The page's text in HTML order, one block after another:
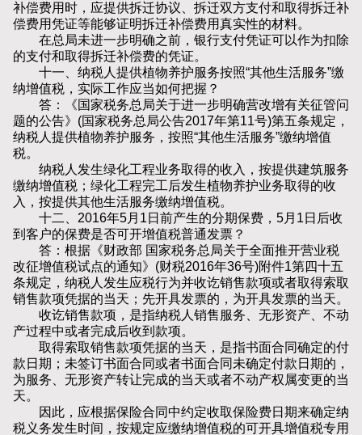
补偿费用时，应提供拆迁协议、拆迁双方支付和取得拆迁补
偿费用凭证等能够证明拆迁补偿费用真实性的材料。
在总局未进一步明确之前，银行支付凭证可以作为扣除
的支付和取得拆迁补偿费的凭证。
十一、纳税人提供植物养护服务按照“其他生活服务”缴
纳增值税，实际工作应当如何把握？
答：《国家税务总局关于进一步明确营改增有关征管问
题的公告》(国家税务总局公告2017年第11号)第五条规定，
纳税人提供植物养护服务，按照“其他生活服务”缴纳增值
税。
纳税人发生绿化工程业务取得的收入，按提供建筑服务
缴纳增值税；绿化工程完工后发生植物养护业务取得的收
入，按提供其他生活服务缴纳增值税。
十二、2016年5月1日前产生的分期保费，5月1日后收
到客户的保费是否可开增值税普通发票？
答：根据《财政部 国家税务总局关于全面推开营业税
改征增值税试点的通知》(财税2016年36号)附件1第四十五
条规定，纳税人发生应税行为并收讫销售款项或者取得索取
销售款项凭据的当天；先开具发票的，为开具发票的当天。
收讫销售款项，是指纳税人销售服务、无形资产、不动
产过程中或者完成后收到款项。
取得索取销售款项凭据的当天，是指书面合同确定的付
款日期；未签订书面合同或者书面合同未确定付款日期的，
为服务、无形资产转让完成的当天或者不动产权属变更的当
天。
因此，应根据保险合同中约定收取保险费日期来确定纳
税义务发生时间，按规定应缴纳增值税的可开具增值税专用